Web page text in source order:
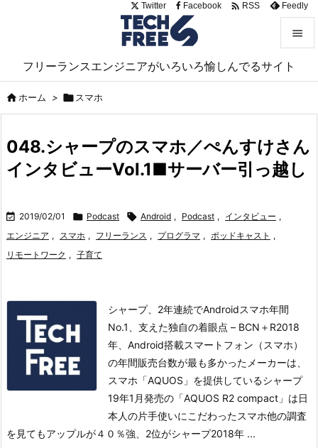
フリーランスエンジニアがいろいろ愉しんでるサイト


サイド

前へ

Twitter Facebook  RSS Feedly
ホーム >  スマホ
048.シャープのスマホ／ぺんすけさん
インタビューVol.1■サーバー引っ越し
 2019/02/01  Podcast  Android , Podcast , インタビュー ,
エンジニア , スマホ , フリーランス , プログラマ , ポッドキャスト ,
リモートワーク , 子育て
シャープ、2年連続でAndroidスマホ年間
No.1、支えた独自の着眼点 – BCN＋R2018
年、Android搭載スマートフォン（スマホ）
の年間販売台数が最も多かったメーカーは、
スマホ「AQUOS」を提供しているシャープ
19年1月発売の「AQUOS R2 compact」は日
本人の片手使いにこだわったスマホ他の調査
を見てもアップルが４０％強、2位がシャープ2018年 ...